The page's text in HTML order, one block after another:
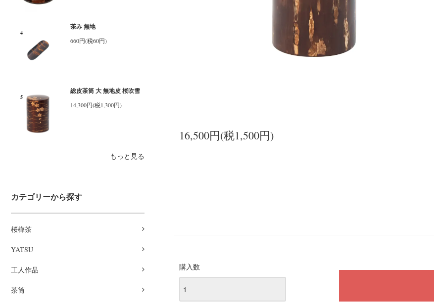
4
茶み 無地
660円(税60円)
5
総皮茶筒 大 無地皮 桜吹雪
14,300円(税1,300円)
もっと見る
カテゴリーから探す
桜樺茶
YATSU
工人作品
茶筒
16,500円(税1,500円)
購入数